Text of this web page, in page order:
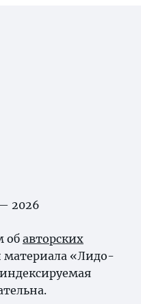
2026
об авторских
«Лидо-